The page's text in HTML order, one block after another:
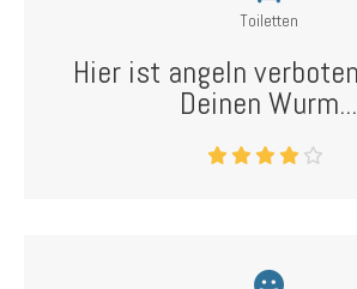
Toiletten
Hier ist angeln
Deinen Wurm...